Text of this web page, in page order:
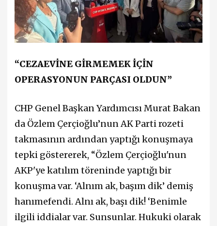
“CEZAEVİNE GİRMEMEK İÇİN
OPERASYONUN PARÇASI OLDUN”
CHP Genel Başkan Yardımcısı Murat Bakan
da Özlem Çerçioğlu’nun AK Parti rozeti
takmasının ardından yaptığı konuşmaya
tepki göstererek, “Özlem Çerçioğlu'nun
AKP'ye katılım töreninde yaptığı bir
konuşma var. ‘Alnım ak, başım dik’ demiş
hanımefendi. Alnı ak, başı dik! ‘Benimle
ilgili iddialar var. Sunsunlar. Hukuki olarak